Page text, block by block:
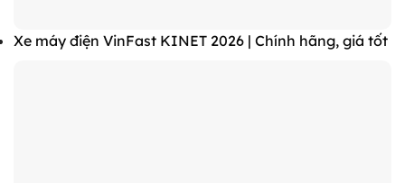
Xe máy điện VinFast KINET 2026 | Chính hãng, giá tốt